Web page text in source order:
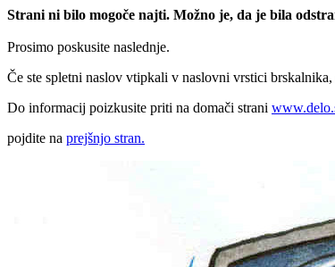
Strani ni bilo mogoče najti. Možno je, da je bila
Prosimo poskusite naslednje.
Če ste spletni naslov vtipkali v naslovni vrstici
Do informacij poizkusite priti na domači strani
pojdite na prejšnjo stran.